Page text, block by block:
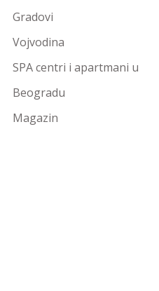
Gradovi
Vojvodina
SPA centri i apartmani u
Beogradu
Magazin